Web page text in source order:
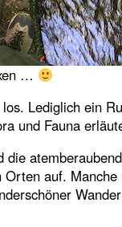
…
Lediglich ein
und Fauna
auf.